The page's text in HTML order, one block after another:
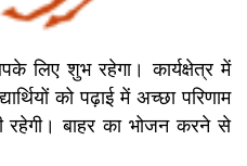
लिए शुभ रहेगा। कार्यक्षेत्र में
को पढ़ाई में अच्छा परिणाम
रहेगी। बाहर का भोजन करने से